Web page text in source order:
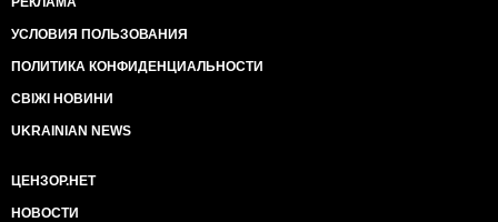
УСЛОВИЯ ПОЛЬЗОВАНИЯ
ПОЛИТИКА КОНФИДЕНЦИАЛЬНОСТИ
СВІЖІ НОВИНИ
UKRAINIAN NEWS
ЦЕНЗОР.НЕТ
НОВОСТИ